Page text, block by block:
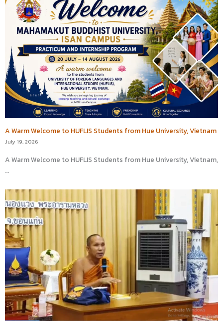
A Warm Welcome to HUFLIS Students from Hue University, Vietnam
July 19, 2026
A Warm Welcome to HUFLIS Students from Hue University, Vietnam,
…